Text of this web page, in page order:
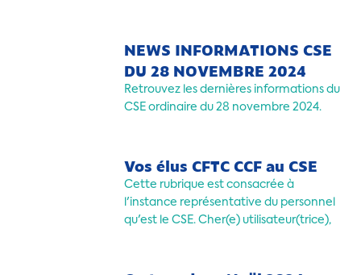
NEWS INFORMATIONS CSE
DU 28 NOVEMBRE 2024
Retrouvez les dernières informations du
CSE ordinaire du 28 novembre 2024.
Vos élus CFTC CCF au CSE
Cette rubrique est consacrée à
l'instance représentative du personnel
qu'est le CSE. Cher(e) utilisateur(trice),